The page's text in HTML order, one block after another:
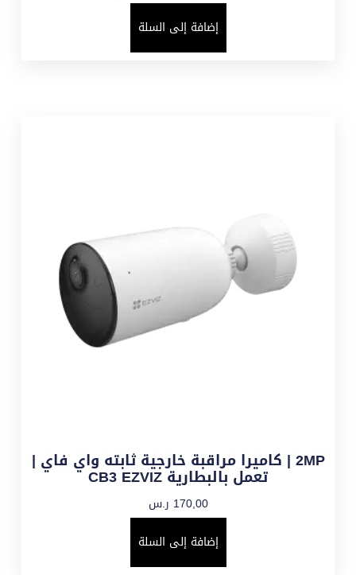
إضافة إلى السلة
2MP | كاميرا مراقبة خارجية ثابته واي فاي |
تعمل بالبطارية CB3 EZVIZ
170,00 ر.س
إضافة إلى السلة